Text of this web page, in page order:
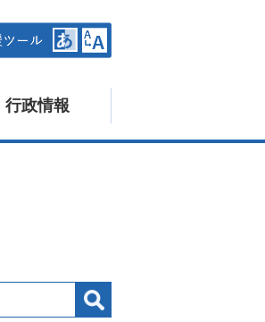
行政情報